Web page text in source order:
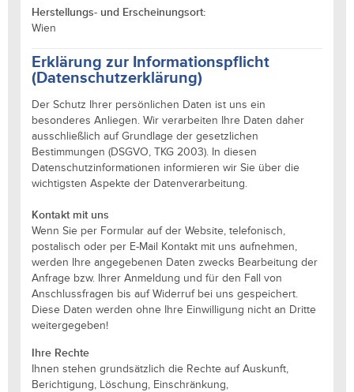
Herstellungs- und Erscheinungsort:
Wien
Erklärung zur Informationspflicht
(Datenschutzerklärung)
Der Schutz Ihrer persönlichen Daten ist uns ein
besonderes Anliegen. Wir verarbeiten Ihre Daten daher
ausschließlich auf Grundlage der gesetzlichen
Bestimmungen (DSGVO, TKG 2003). In diesen
Datenschutzinformationen informieren wir Sie über die
wichtigsten Aspekte der Datenverarbeitung.
Kontakt mit uns
Wenn Sie per Formular auf der Website, telefonisch,
postalisch oder per E-Mail Kontakt mit uns aufnehmen,
werden Ihre angegebenen Daten zwecks Bearbeitung der
Anfrage bzw. Ihrer Anmeldung und für den Fall von
Anschlussfragen bis auf Widerruf bei uns gespeichert.
Diese Daten werden ohne Ihre Einwilligung nicht an Dritte
weitergegeben!
Ihre Rechte
Ihnen stehen grundsätzlich die Rechte auf Auskunft,
Berichtigung, Löschung, Einschränkung,